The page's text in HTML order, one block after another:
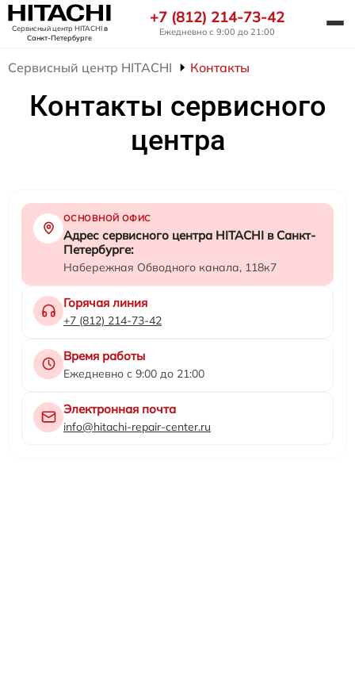
Сервисный центр HITACHIв
Санкт-Петербурге
+7 (812) 214-73-42
Ежедневно с 9:00 до 21:00
Сервисный центр HITACHI Контакты
Контакты сервисного
центра
ОСНОВНОЙ ОФИС
Адрес сервисного центра HITACHI в Санкт-
Петербурге:
Набережная Обводного канала, 118к7
Горячая линия
+7 (812) 214-73-42
Время работы
Ежедневно с 9:00 до 21:00
Электронная почта
info@hitachi-repair-center.ru